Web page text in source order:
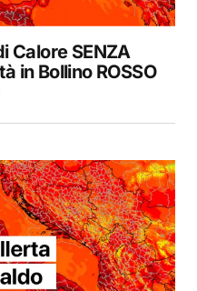
Calore SENZA
in Bollino ROSSO